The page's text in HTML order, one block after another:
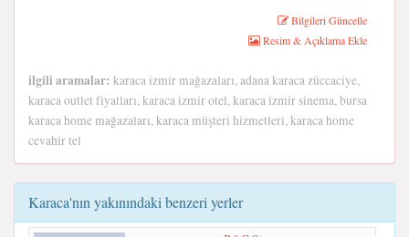
Bilgileri Güncelle
Resim & Açıklama Ekle
ilgili aramalar: karaca izmir mağazaları, adana karaca züccaciye,
karaca outlet fiyatları, karaca izmir otel, karaca izmir sinema, bursa
karaca home mağazaları, karaca müşteri hizmetleri, karaca home
cevahir tel
Karaca'nın yakınındaki benzeri yerler